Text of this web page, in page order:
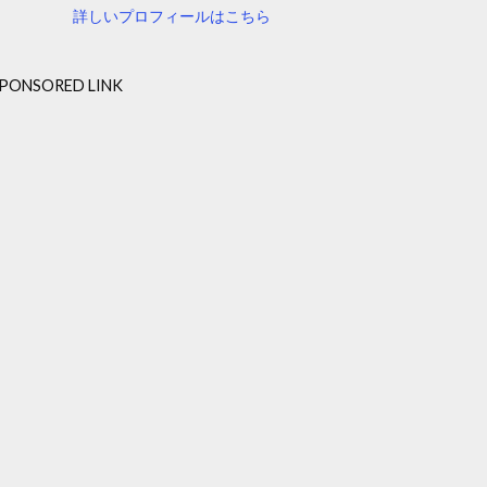
詳しいプロフィールはこちら
LINK